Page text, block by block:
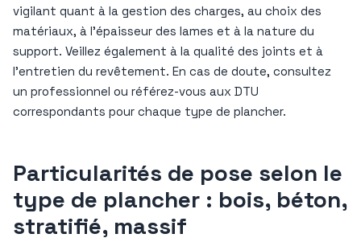
vigilant quant à la gestion des charges, au choix des
matériaux, à l’épaisseur des lames et à la nature du
support. Veillez également à la qualité des joints et à
l’entretien du revêtement. En cas de doute, consultez
un professionnel ou référez-vous aux DTU
correspondants pour chaque type de plancher.
Particularités de pose selon le
type de plancher : bois, béton,
stratifié, massif